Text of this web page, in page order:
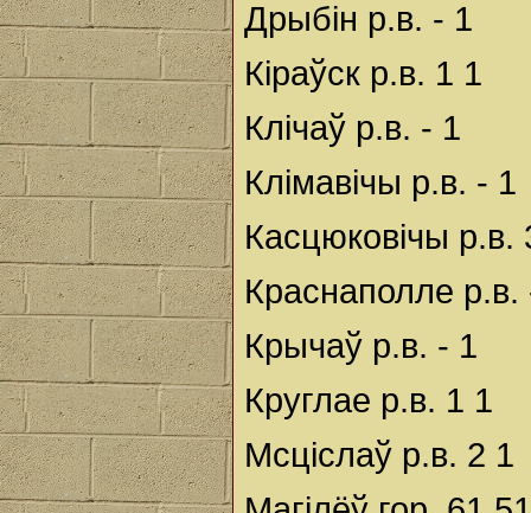
Дрыбін р.в. - 1
Кіраўск р.в. 1 1
Клічаў р.в. - 1
Клімавічы р.в. - 1
Касцюковічы р.в.
Краснаполле р.в.
Крычаў р.в. - 1
Круглае р.в. 1 1
Мсціслаў р.в. 2 1